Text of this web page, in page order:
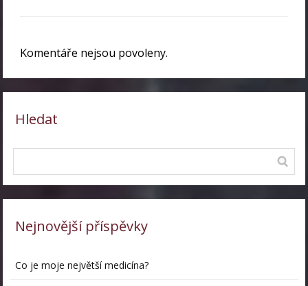
Komentáře nejsou povoleny.
Hledat
Nejnovější příspěvky
Co je moje největší medicína?